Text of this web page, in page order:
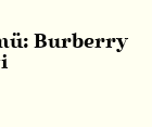
Burberry